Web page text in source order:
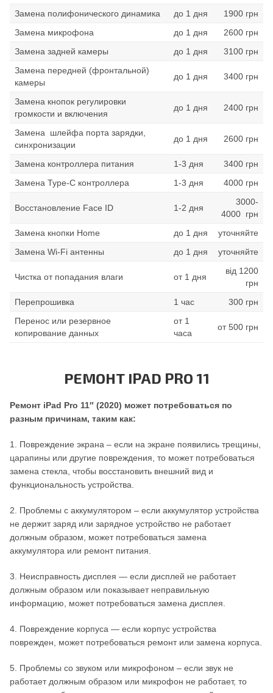
Замена полифонического динамика
до 1 дня
1900 грн
Замена микрофона
до 1 дня
2600 грн
Замена задней камеры
до 1 дня
3100 грн
Замена передней (фронтальной)
камеры
до 1 дня 3400 грн
Замена кнопок регулировки
громкости и включения
до 1 дня 2400 грн
Замена шлейфа порта зарядки,
синхронизации
до 1 дня 2600 грн
Замена контроллера питания 1-3 дня
3400 грн
Замена Type-C контроллера
1-3 дня 4000 грн
Восстановление Face ID 1-2 дня
3000-
4000 грн
Замена кнопки Home
до 1 дня
уточняйте
Замена Wi-Fi антенны
до 1 дня уточняйте
Чистка от попадания влаги от 1 дня
від 1200
грн
Перепрошивка
1 час
300 грн
Перенос или резервное
копирование данных
от 1
часа
от 500 грн
РЕМОНТ IPAD PRO 11
Ремонт iPad Pro 11″ (2020) может потребоваться по
разным причинам, таким как:
1. Повреждение экрана – если на экране появились трещины,
царапины или другие повреждения, то может потребоваться
замена стекла, чтобы восстановить внешний вид и
функциональность устройства.
2. Проблемы с аккумулятором – если аккумулятор устройства
не держит заряд или зарядное устройство не работает
должным образом, может потребоваться замена
аккумулятора или ремонт питания.
3. Неисправность дисплея — если дисплей не работает
должным образом или показывает неправильную
информацию, может потребоваться замена дисплея.
4. Повреждение корпуса — если корпус устройства
поврежден, может потребоваться ремонт или замена корпуса.
5. Проблемы со звуком или микрофоном – если звук не
работает должным образом или микрофон не работает, то